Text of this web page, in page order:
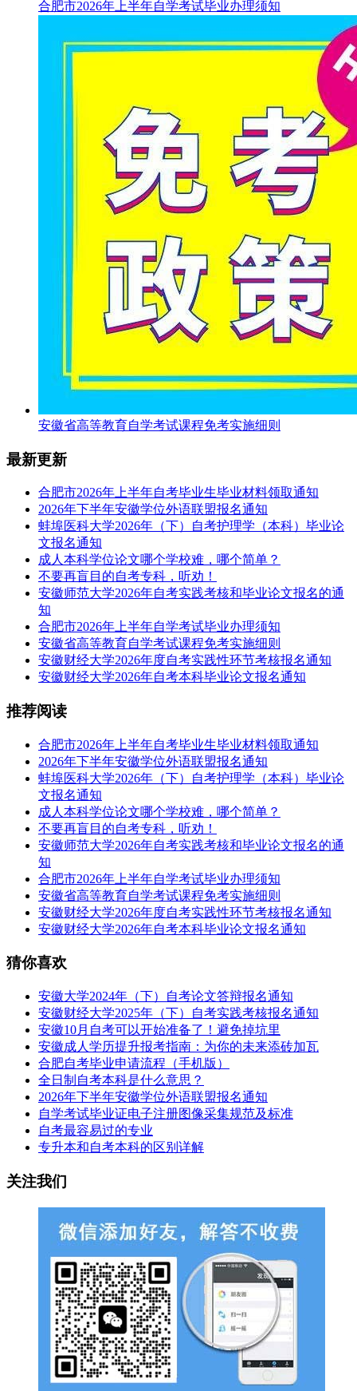
合肥市2026年上半年自学考试毕业办理须知
安徽省高等教育自学考试课程免考实施细则
最新更新
合肥市2026年上半年自考毕业生毕业材料领取通知
2026年下半年安徽学位外语联盟报名通知
蚌埠医科大学2026年（下）自考护理学（本科）毕业论
文报名通知
成人本科学位论文哪个学校难，哪个简单？
不要再盲目的自考专科，听劝！
安徽师范大学2026年自考实践考核和毕业论文报名的通
知
合肥市2026年上半年自学考试毕业办理须知
安徽省高等教育自学考试课程免考实施细则
安徽财经大学2026年度自考实践性环节考核报名通知
安徽财经大学2026年自考本科毕业论文报名通知
推荐阅读
合肥市2026年上半年自考毕业生毕业材料领取通知
2026年下半年安徽学位外语联盟报名通知
蚌埠医科大学2026年（下）自考护理学（本科）毕业论
文报名通知
成人本科学位论文哪个学校难，哪个简单？
不要再盲目的自考专科，听劝！
安徽师范大学2026年自考实践考核和毕业论文报名的通
知
合肥市2026年上半年自学考试毕业办理须知
安徽省高等教育自学考试课程免考实施细则
安徽财经大学2026年度自考实践性环节考核报名通知
安徽财经大学2026年自考本科毕业论文报名通知
猜你喜欢
安徽大学2024年（下）自考论文答辩报名通知
安徽财经大学2025年（下）自考实践考核报名通知
安徽10月自考可以开始准备了！避免掉坑里
安徽成人学历提升报考指南：为你的未来添砖加瓦
合肥自考毕业申请流程（手机版）
全日制自考本科是什么意思？
2026年下半年安徽学位外语联盟报名通知
自学考试毕业证电子注册图像采集规范及标准
自考最容易过的专业
专升本和自考本科的区别详解
关注我们